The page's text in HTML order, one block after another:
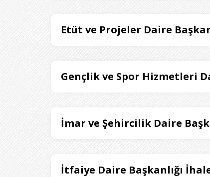
Etüt ve Projeler Daire
Gençlik ve Spor Hizmetleri
İmar ve Şehircilik Daire
İtfaiye Daire Başkanlığı